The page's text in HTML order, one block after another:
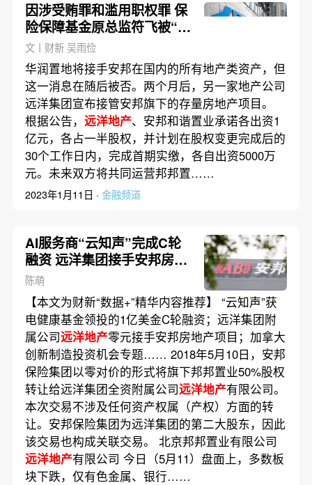
因涉受贿罪和滥用职权罪 保
险保障基金原总监符飞被“双
开”
文丨财新 吴雨俭
华润置地将接手安邦在国内的所有地产类资产，但
这一消息在随后被否。两个月后，另一家地产公司
远洋集团宣布接管安邦旗下的存量房地产项目。
根据公告， 远洋地产、安邦和谐置业承诺各出资1
亿元，各占一半股权，并计划在股权变更完成后的
30个工作日内，完成首期实缴，各自出资5000万
元。未来双方将共同运营邦邦置……
2023年1月11日 · 金融频道
AI服务商“云知声”完成C轮
融资 远洋集团接手安邦房地
产项目|每日数据精华
陈萌
【本文为财新“数据+”精华内容推荐】 “云知声”获
电健康基金领投的1亿美金C轮融资；远洋集团附
属公司远洋地产零元接手安邦房地产项目；加拿大
创新制造投资机会专题…… 2018年5月10日，安邦
保险集团以零对价的形式将旗下邦邦置业50%股权
转让给远洋集团全资附属公司远洋地产有限公司。
本次交易不涉及任何资产权属（产权）方面的转
让。安邦保险集团为远洋集团的第二大股东，因此
该交易也构成关联交易。 北京邦邦置业有限公司
远洋地产有限公司 今日（5月11）盘面上，多数板
块下跌，仅有色金属、银行……